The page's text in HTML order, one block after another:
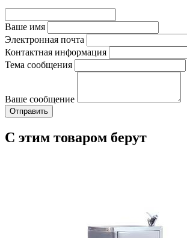
Ваше имя
Электронная почта
Контактная информация
Тема сообщения
Ваше сообщение
С этим товаром берут